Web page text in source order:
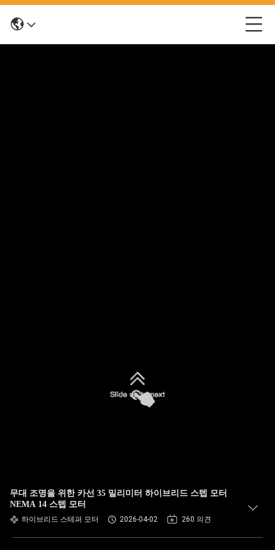
무대 조명을 위한 카선 35 밀리미터 하이브리드 스텝 모터
NEMA 14 스텝 모터
하이브리드 스테퍼 모터 2026-04-02 260 의견